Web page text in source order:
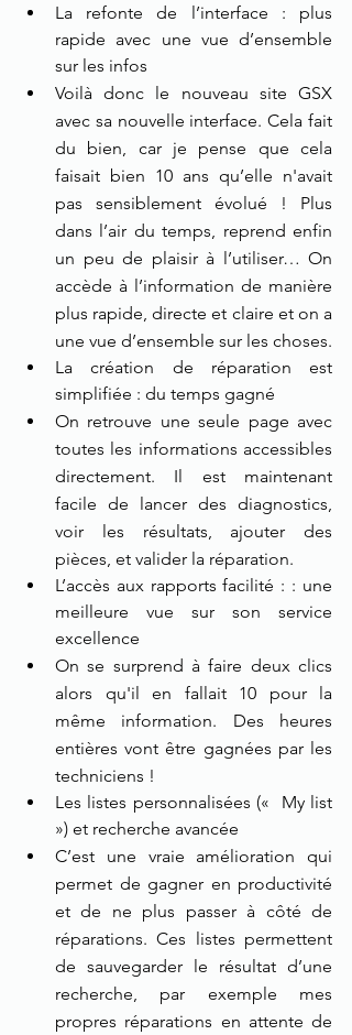
La refonte de l’interface : plus
rapide avec une vue d’ensemble
sur les infos
Voilà donc le nouveau site GSX
avec sa nouvelle interface. Cela fait
du bien, car je pense que cela
faisait bien 10 ans qu’elle n'avait
pas sensiblement évolué ! Plus
dans l’air du temps, reprend enfin
un peu de plaisir à l’utiliser… On
accède à l’information de manière
plus rapide, directe et claire et on a
une vue d’ensemble sur les choses.
La création de réparation est
simplifiée : du temps gagné
On retrouve une seule page avec
toutes les informations accessibles
directement. Il est maintenant
facile de lancer des diagnostics,
voir les résultats, ajouter des
pièces, et valider la réparation.
L’accès aux rapports facilité : : une
meilleure vue sur son service
excellence
On se surprend à faire deux clics
alors qu'il en fallait 10 pour la
même information. Des heures
entières vont être gagnées par les
techniciens !
Les listes personnalisées («  My list
») et recherche avancée
C’est une vraie amélioration qui
permet de gagner en productivité
et de ne plus passer à côté de
réparations. Ces listes permettent
de sauvegarder le résultat d’une
recherche, par exemple mes
propres réparations en attente de